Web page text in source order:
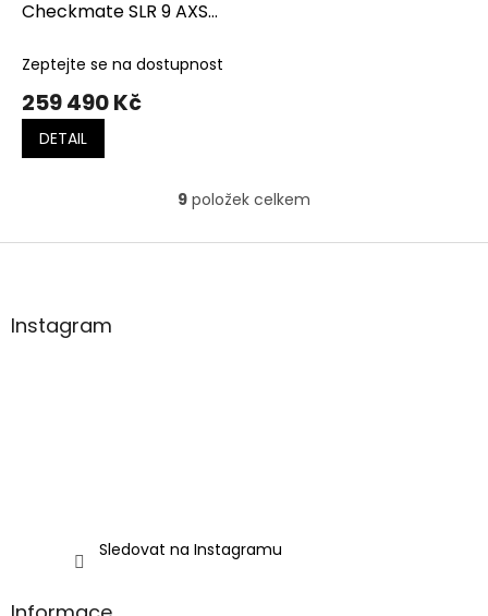
Checkmate SLR 9 AXS
Zeptejte se na dostupnost
259 490 Kč
DETAIL
O
l
i
s
9 položek celkem
Z
aInstagram
Sledovat na Instagramu